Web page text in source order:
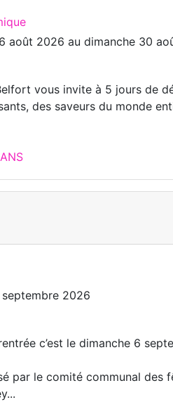
août 2026 au dimanche 30
vous invite à 5 jours de
des saveurs du monde
2026
c’est le dimanche 6
par le comité communal des